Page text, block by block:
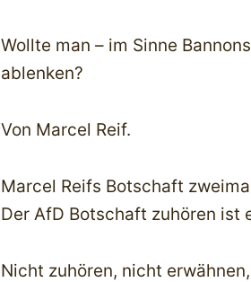
Wollte man – im Sinne
ablenken?
Von Marcel Reif.
Marcel Reifs Botschaft
Der AfD Botschaft zuhören ist
Nicht zuhören, nicht